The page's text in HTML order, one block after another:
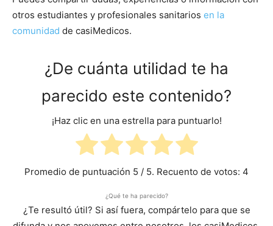
otros estudiantes y profesionales sanitarios en la
comunidad de casiMedicos.
¿De cuánta utilidad te ha
parecido este contenido?
¡Haz clic en una estrella para puntuarlo!
Promedio de puntuación 5 / 5. Recuento de votos: 4
¿Qué te ha parecido?
¿Te resultó útil? Si así fuera, compártelo para que se